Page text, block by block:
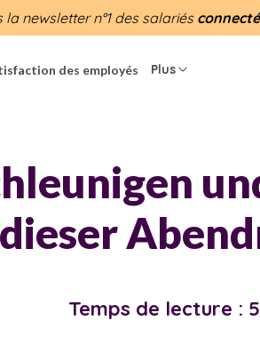
la newsletter n°1 des salariés
des employés Plus
Temps de lecture :